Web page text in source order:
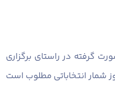
گرفته در راستای برگزاری